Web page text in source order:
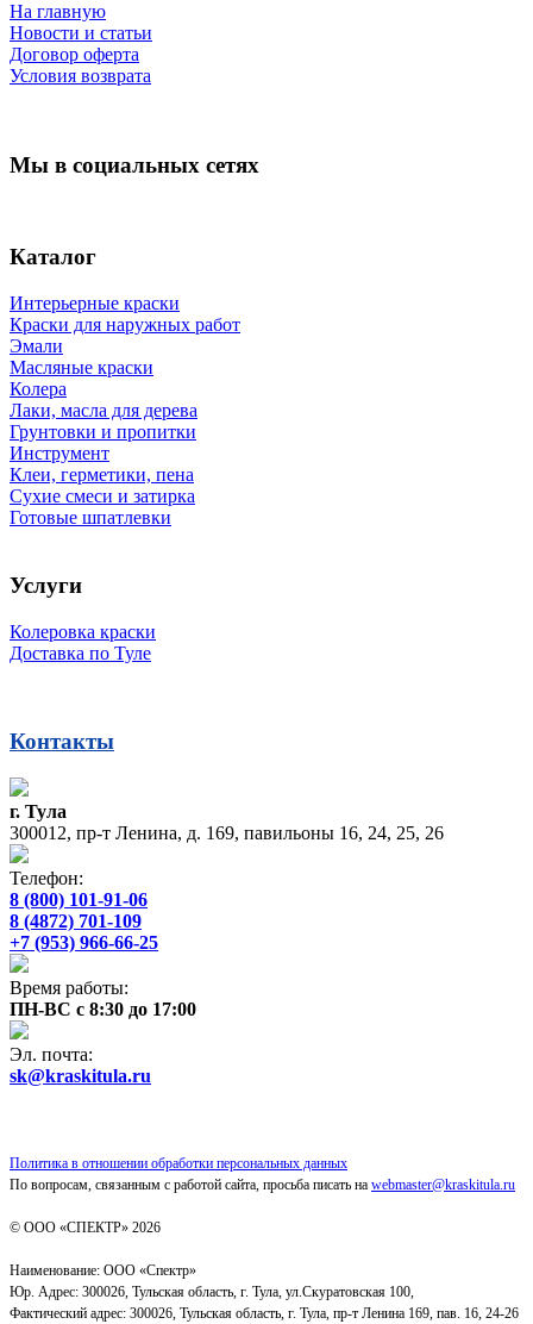
На главную
Новости и статьи
Договор оферта
Условия возврата
Мы в социальных сетях
Каталог
Интерьерные краски
Краски для наружных работ
Эмали
Масляные краски
Колера
Лаки, масла для дерева
Грунтовки и пропитки
Инструмент
Клеи, герметики, пена
Сухие смеси и затирка
Готовые шпатлевки
Услуги
Колеровка краски
Доставка по Туле
Контакты
г. Тула
300012, пр-т Ленина, д. 169, павильоны 16, 24, 25, 26
Телефон:
8 (800) 101-91-06
8 (4872) 701-109
+7 (953) 966-66-25
Время работы:
ПН-ВС с 8:30 до 17:00
Эл. почта:
sk@kraskitula.ru
Политика в отношении обработки персональных данных
По вопросам, связанным с работой сайта, просьба писать на webmaster@kraskitula.ru
© ООО «СПЕКТР» 2026
Наименование: ООО «Спектр»
Юр. Адрес: 300026, Тульская область, г. Тула, ул.Скуратовская 100,
Фактический адрес: 300026, Тульская область, г. Тула, пр-т Ленина 169, пав. 16, 24-26